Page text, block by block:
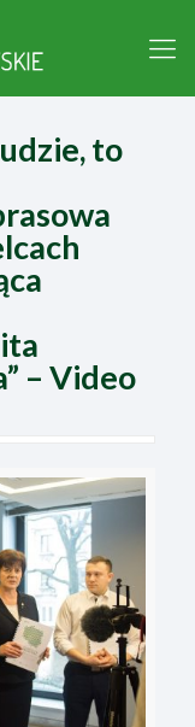
to
– Video